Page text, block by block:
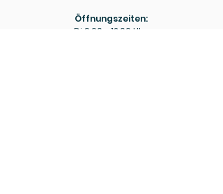
Öffnungszeiten:
Di 9.00 - 12.00 Uhr